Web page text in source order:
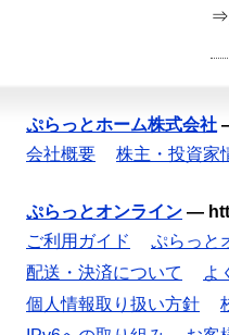
⇒
ぷらっとホーム株式会社
会社概要
株主・投資家
ぷらっとオンライン —
ご利用ガイド
ぷらっと
配送・決済について
よ
個人情報取り扱い方針